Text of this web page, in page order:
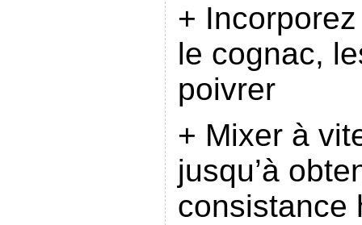
+
le cognac,
poivrer
+ Mixer à
jusqu’à
consistance